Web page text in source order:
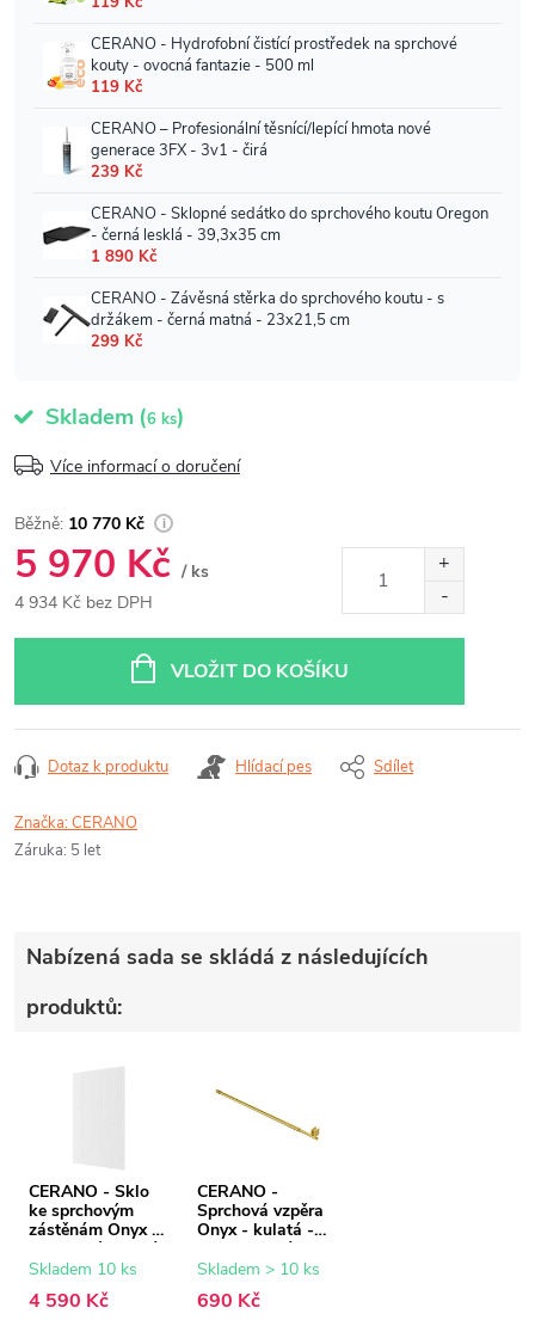
Skladem (6 ks)
Více informací o doručení
10 770 Kč
5 970 Kč / ks
4 934 Kč bez DPH
VLOŽIT DO KOŠÍKU
Dotaz k produktu Hlídací pes Sdílet
Značka:CERANO
Záruka: 5 let
Nabízená sada se skládá z následujících
produktů:
CERANO - Sklo
ke sprchovým
zástěnám Onyx -
8 mm - rýhované
sklo - 90x200 cm
Skladem 10 ks
4 590 Kč
CERANO -
Sprchová vzpěra
Onyx - kulatá -
teleskopická -
zlatá - 77-140 cm
Skladem > 10 ks
690 Kč